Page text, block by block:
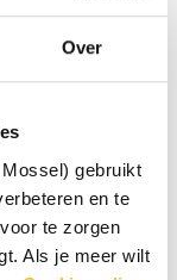
Over
gebruikt
en te
te zorgen
Als je meer wilt
dit succes?
in
bij de
Ford.
in Tilburg